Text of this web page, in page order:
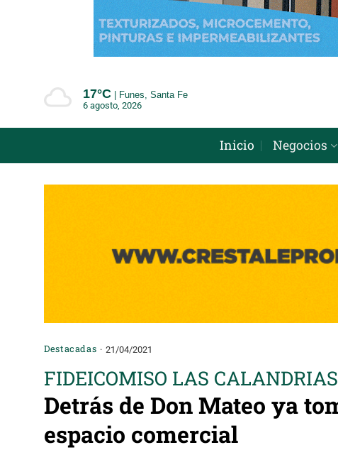
17°C
Funes, Santa Fe
6 agosto, 2026
Inicio Negocios
Destacadas 21/04/2021
FIDEICOMISO LAS CALANDRIAS
Detrás de Don Mateo ya
espacio comercial